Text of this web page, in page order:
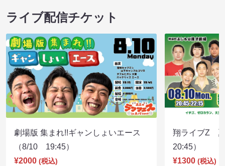
ライブ配信チケット
劇場版 集まれ!!ギャンしょいエース
（8/10 19:45）
¥2000 (税込)
翔ライブZ
20:45）
¥1300 (税込)